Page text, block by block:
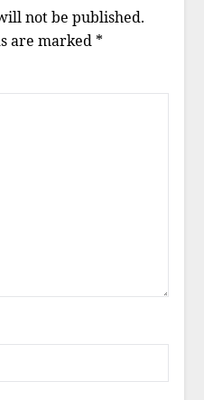
not be published.
are marked *